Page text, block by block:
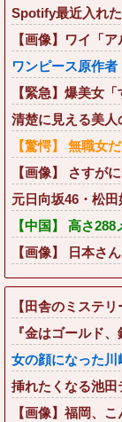
ね？」←お前らもそ
な？？？？？
Spotify最近入れ
【画像】ワイ「
ワンピース原作
【緊急】爆美女
清楚に見える美
【驚愕】 無職女
【画像】 さすが
元日向坂46・松
【中国】 高さ
【画像】 日本さ
【田舎のミステ
『金はゴールド
女の顔になった
挿れたくなる池
【画像】福岡、